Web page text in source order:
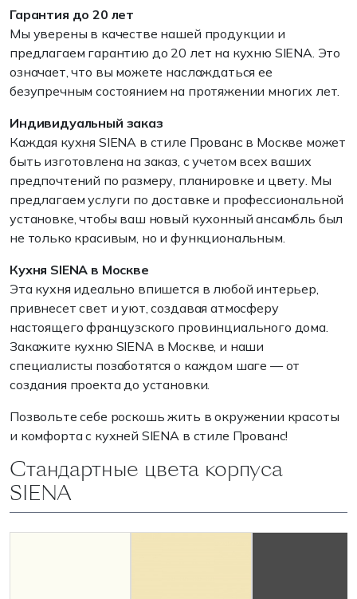
Гарантия до 20 лет
Мы уверены в качестве нашей продукции и
предлагаем гарантию до 20 лет на кухню SIENA. Это
означает, что вы можете наслаждаться ее
безупречным состоянием на протяжении многих лет.
Индивидуальный заказ
Каждая кухня SIENA в стиле Прованс в Москве может
быть изготовлена на заказ, с учетом всех ваших
предпочтений по размеру, планировке и цвету. Мы
предлагаем услуги по доставке и профессиональной
установке, чтобы ваш новый кухонный ансамбль был
не только красивым, но и функциональным.
Кухня SIENA в Москве
Эта кухня идеально впишется в любой интерьер,
привнесет свет и уют, создавая атмосферу
настоящего французского провинциального дома.
Закажите кухню SIENA в Москве, и наши
специалисты позаботятся о каждом шаге — от
создания проекта до установки.
Позвольте себе роскошь жить в окружении красоты
и комфорта с кухней SIENA в стиле Прованс!
Стандартные цвета корпуса
SIENA